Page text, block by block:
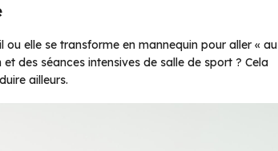
elle se transforme en mannequin pour aller « au
des séances intensives de salle de sport ? Cela
ailleurs.